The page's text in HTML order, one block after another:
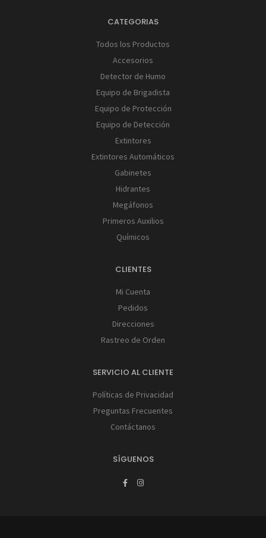
CATEGORIAS
Todos los Productos
Accesorios
Detector de Humo
Equipo de Brigadista
Equipo de Protección
Equipo de Detección
Extintores
Extintores Automáticos
Gabinetes
Hidrantes
Megáfonos
Primeros Auxilios
Químicos
CLIENTES
Mi Cuenta
Pedidos
Direcciones
Rastreo de Orden
SERVICIO AL CLIENTE
Políticas de Privacidad
Preguntas Frecuentes
Contáctanos
SÍGUENOS